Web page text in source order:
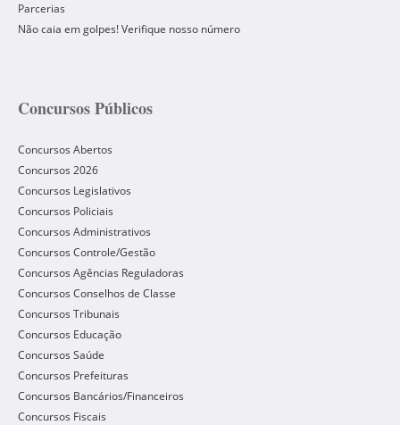
Parcerias
Não caia em golpes! Verifique nosso número
Concursos Públicos
Concursos Abertos
Concursos 2026
Concursos Legislativos
Concursos Policiais
Concursos Administrativos
Concursos Controle/Gestão
Concursos Agências Reguladoras
Concursos Conselhos de Classe
Concursos Tribunais
Concursos Educação
Concursos Saúde
Concursos Prefeituras
Concursos Bancários/Financeiros
Concursos Fiscais